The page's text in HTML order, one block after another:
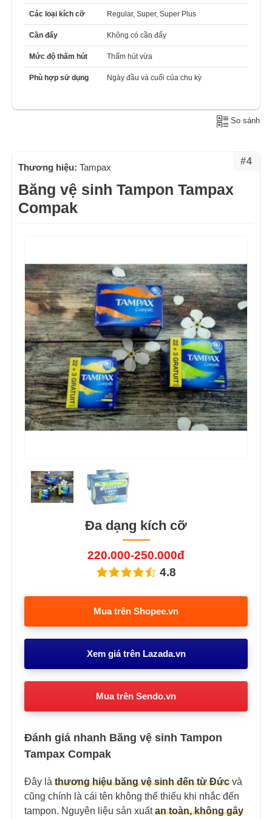
Các loại kích cỡ Regular, Super, Super Plus
Cần đẩy Không có cần đẩy
Mức độ thấm hút Thấm hút vừa
Phù hợp sử dụng Ngày đầu và cuối của chu kỳ
So sánh
#4
Thương hiệu: Tampax
Băng vệ sinh Tampon Tampax
Compak
Đa dạng kích cỡ
220.000-250.000đ
4.8
Mua trên Shopee.vn
Xem giá trên Lazada.vn
Mua trên Sendo.vn
Đánh giá nhanh Băng vệ sinh Tampon
Tampax Compak
Đây là thương hiệu băng vệ sinh đến từ Đức và
cũng chính là cái tên không thể thiếu khi nhắc đến
tampon. Nguyên liệu sản xuấtan toàn, không gây